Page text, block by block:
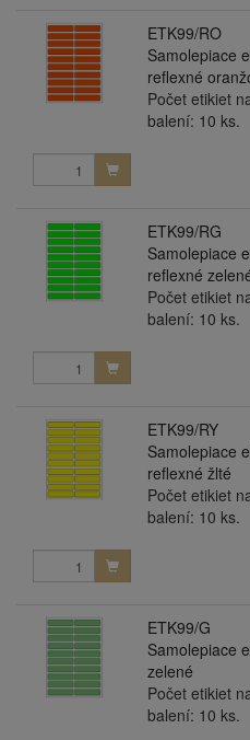
ETK99/RO
Samolepiace
reflexné
Počet etikiet
balení: 10 ks.
ETK99/RG
Samolepiace
reflexné
Počet etikiet
balení: 10 ks.
ETK99/RY
Samolepiace
reflexné žlté
Počet etikiet
balení: 10 ks.
ETK99/G
Samolepiace
zelené
Počet etikiet
balení: 10 ks.